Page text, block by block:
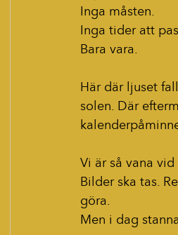
Inga måsten.
Inga tider att
Bara vara.
Här där ljuset
solen. Där
Vi är så vana
Bilder ska tas.
göra.
Men i dag